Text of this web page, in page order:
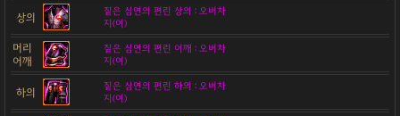
상의
짙은 심연의 편린 상의 : 오버차
지(여)
머리
어깨
짙은 심연의 편린 어깨 : 오버차
지(여)
하의
짙은 심연의 편린 하의 : 오버차
지(여)